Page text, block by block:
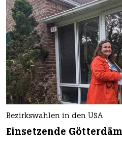
Bezirkswahlen in den USA
Einsetzende